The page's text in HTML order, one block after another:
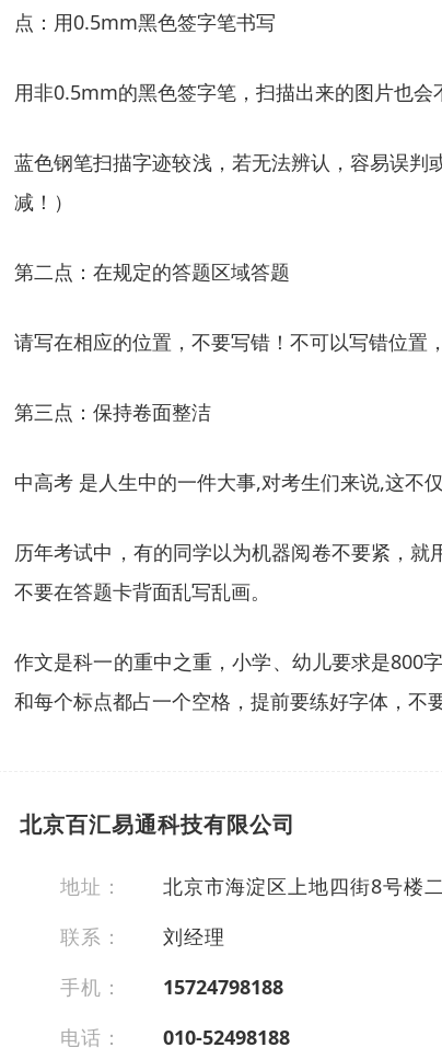
点：用0.5mm黑色签字笔书写
用非0.5mm的黑色签字笔，扫描出来的图片也会
蓝色钢笔扫描字迹较浅，若无法辨认，容易误
减！）
第二点：在规定的答题区域答题
请写在相应的位置，不要写错！不可以写错位置
第三点：保持卷面整洁
中高考 是人生中的一件大事,对考生们来说,这不
历年考试中，有的同学以为机器阅卷不要紧，
不要在答题卡背面乱写乱画。
作文是科一的重中之重，小学、幼儿要求是800
和每个标点都占一个空格，提前要练好字体，不
北京百汇易通科技有限公司
地址：
北京市海淀区上地四街8号楼
联系：
刘经理
手机：
15724798188
电话：
010-52498188